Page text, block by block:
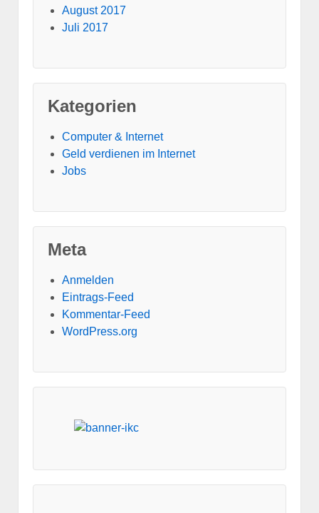
August 2017
Juli 2017
Kategorien
Computer & Internet
Geld verdienen im Internet
Jobs
Meta
Anmelden
Eintrags-Feed
Kommentar-Feed
WordPress.org